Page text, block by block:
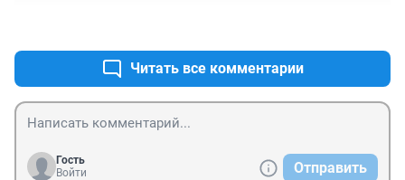
Читать все комментарии
Гость
Войти
Отправить